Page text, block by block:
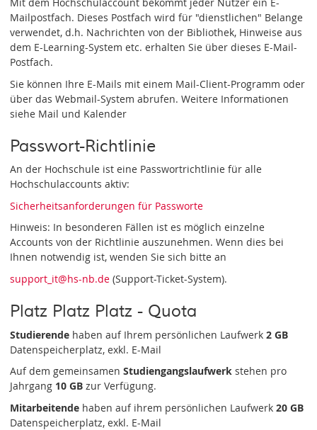
Mailpostfach. Dieses Postfach wird für "dienstlichen" Belange
verwendet, d.h. Nachrichten von der Bibliothek, Hinweise aus
dem E-Learning-System etc. erhalten Sie über dieses E-Mail-
Postfach.
Sie können Ihre E-Mails mit einem Mail-Client-Programm oder
über das Webmail-System abrufen. Weitere Informationen
siehe Mail und Kalender
Passwort-Richtlinie
An der Hochschule ist eine Passwortrichtlinie für alle
Hochschulaccounts aktiv:
Sicherheitsanforderungen für Passworte
Hinweis: In besonderen Fällen ist es möglich einzelne
Accounts von der Richtlinie auszunehmen. Wenn dies bei
Ihnen notwendig ist, wenden Sie sich bitte an
support_it@hs-nb.de (Support-Ticket-System).
Platz Platz Platz - Quota
Studierende haben auf Ihrem persönlichen Laufwerk2 GB
Datenspeicherplatz, exkl. E-Mail
Auf dem gemeinsamenStudiengangslaufwerk stehen pro
Jahrgang 10 GB zur Verfügung.
Mitarbeitende haben auf ihrem persönlichen Laufwerk20 GB
Datenspeicherplatz, exkl. E-Mail